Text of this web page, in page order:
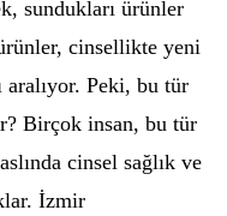
sundukları ürünler
cinsellikte yeni
Peki, bu tür
Birçok insan, bu tür
cinsel sağlık ve
İzmir